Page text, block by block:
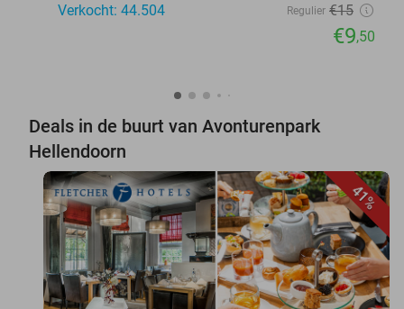
Verkocht: 44.504
Regulier €15
€9,50
Deals in de buurt van Avonturenpark
Hellendoorn
41%